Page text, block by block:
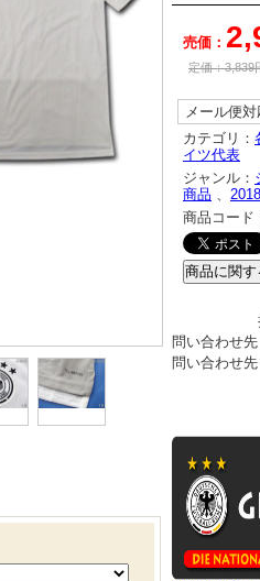
売価：
定価：3,839
メール便対
カテゴリ：
イツ代表
ジャンル：
商品 、
商品コード
担当
問い合わせ
問い合わせ